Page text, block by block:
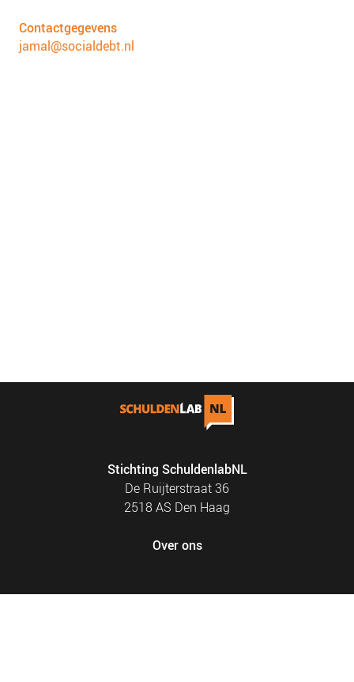
Contactgegevens
jamal@socialdebt.nl
Stichting SchuldenlabNL
De Ruijterstraat 36
2518 AS Den Haag
Over ons